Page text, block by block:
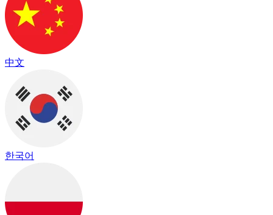
中文
한국어